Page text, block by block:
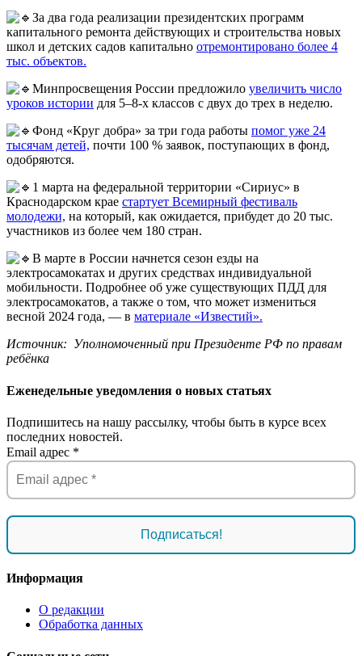
За два года реализации президентских программ
капитального ремонта действующих и строительства новых
школ и детских садов капитально отремонтировано более 4
тыс. объектов.
Минпросвещения России предложило увеличить число
уроков истории для 5–8-х классов с двух до трех в неделю.
Фонд «Круг добра» за три года работы помог уже 24
тысячам детей, почти 100 % заявок, поступающих в фонд,
одобряются.
1 марта на федеральной территории «Сириус» в
Краснодарском крае стартует Всемирный фестиваль
молодежи, на который, как ожидается, прибудет до 20 тыс.
участников из более чем 180 стран.
В марте в России начнется сезон езды на
электросамокатах и других средствах индивидуальной
мобильности. Подробнее об уже существующих ПДД для
электросамокатов, а также о том, что может измениться
весной 2024 года, — в материале «Известий».
Источник: Уполномоченный при Президенте РФ по правам
ребёнка
Еженедельные уведомления о новых статьях
Подпишитесь на нашу рассылку, чтобы быть в курсе всех
последних новостей.
Email адрес *
Информация
О редакции
Обработка данных